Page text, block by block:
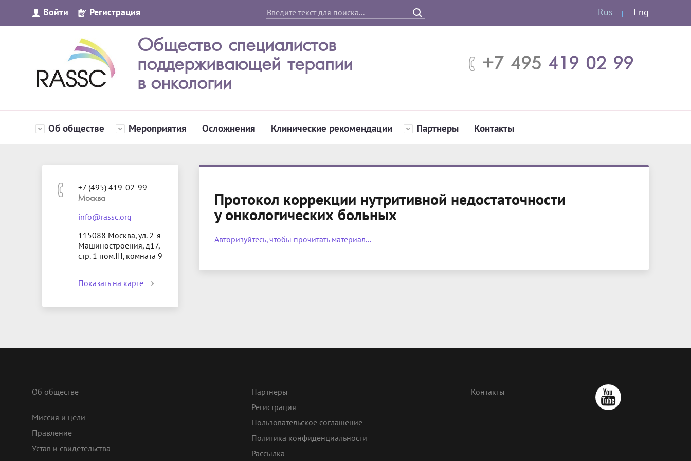
Войти Регистрация Rus Eng
Общество специалистов
поддерживающей терапии
в онкологии
+7 495 419 02 99
Об обществе Мероприятия Осложнения Клинические рекомендации Партнеры Контакты
+7 (495) 419-02-99
Москва
info@rassc.org
115088 Москва, ул. 2-я
Машиностроения, д17,
стр. 1 пом.III, комната 9
Показать на карте
Протокол коррекции нутритивной недостаточности
у онкологических больных
Авторизуйтесь, чтобы прочитать материал...
Об обществе
Миссия и цели
Правление
Устав и свидетельства
Партнеры
Регистрация
Пользовательское соглашение
Политика конфиденциальности
Рассылка
Контакты